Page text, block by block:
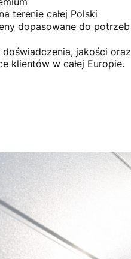
terenie całej Polski
dopasowane do
doświadczenia, jakości
klientów w całej Europie.